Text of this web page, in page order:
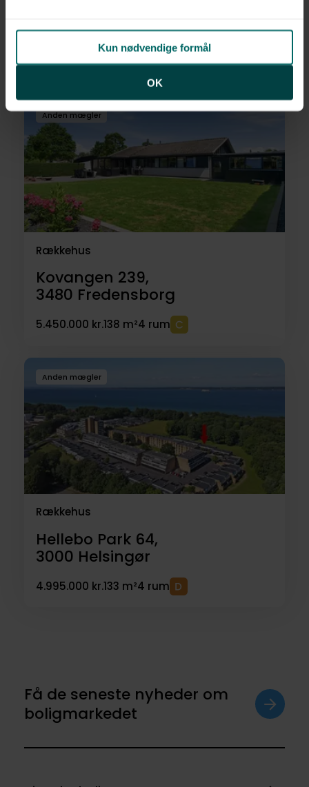
Kun nødvendige formål
OK
3480Fredensborg
4.995.000 kr.138 m²5 rum
Anden mægler
Rækkehus
Kovangen 239,
3480 Fredensborg
5.450.000 kr.138 m²4 rum
Anden mægler
Rækkehus
Hellebo Park 64,
3000 Helsingør
4.995.000 kr.133 m²4 rum
Få de seneste nyheder om
boligmarkedet